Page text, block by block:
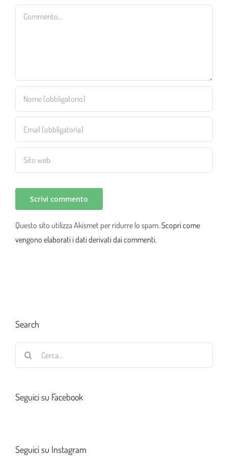
Commento
Questo sito utilizza Akismet per ridurre lo spam. Scopri come
vengono elaborati i dati derivati dai commenti.
Search
Seguici su Facebook
Seguici su Instagram